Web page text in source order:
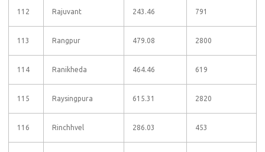
112 Rajuvant 243.46 791
113 Rangpur 479.08 2800
114 Ranikheda 464.46 619
115 Raysingpura 615.31 2820
116 Rinchhvel 286.03 453